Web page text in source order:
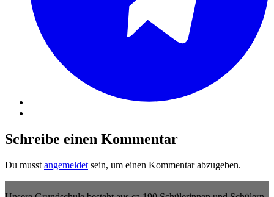
Schreibe einen Kommentar
Du musst angemeldet sein, um einen Kommentar abzugeben.